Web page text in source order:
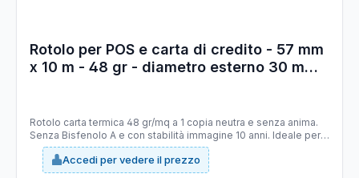
Rotolo per POS e carta di credito - 57 mm
x 10 m - 48 gr - diametro esterno 30 mm -
Rotolo carta termica 48 gr/mq a 1 copia neutra e senza anima.
Senza Bisfenolo A e con stabilità immagine 10 anni. Ideale per
dispositivi POS. Larghezza 57 mm. Lunghezza 10 mt. Diametro
esterno 30 mm. Carta bianca senza diciture certificata FSC.
Accedi per vedere il prezzo